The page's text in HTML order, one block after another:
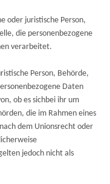
oder juristische Person,
die personenbezogene
verarbeitet.
Person, Behörde,
Daten
ob es sichbei ihr um
die im Rahmen eines
dem Unionsrecht oder
jedoch nicht als